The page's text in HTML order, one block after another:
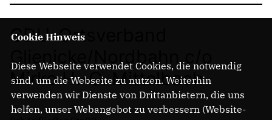
CDU-Ortsverband
Glienicke/Nordbahn c/o
Mirko H.-G. Mittelbach
Cookie Hinweis
Diese Webseite verwendet Cookies, die notwendig
sind, um die Webseite zu nutzen. Weiterhin
verwenden wir Dienste von Drittanbietern, die uns
helfen, unser Webangebot zu verbessern (Website-